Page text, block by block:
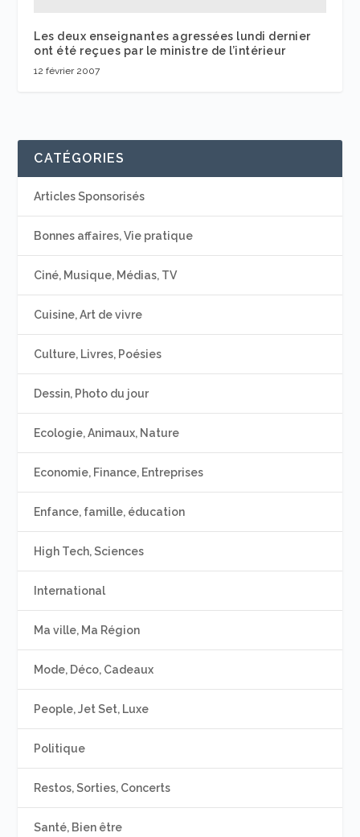
Les deux enseignantes agressées lundi dernier
ont été reçues par le ministre de l’intérieur
12 février 2007
CATÉGORIES
Articles Sponsorisés
Bonnes affaires, Vie pratique
Ciné, Musique, Médias, TV
Cuisine, Art de vivre
Culture, Livres, Poésies
Dessin, Photo du jour
Ecologie, Animaux, Nature
Economie, Finance, Entreprises
Enfance, famille, éducation
High Tech, Sciences
International
Ma ville, Ma Région
Mode, Déco, Cadeaux
People, Jet Set, Luxe
Politique
Restos, Sorties, Concerts
Santé, Bien être